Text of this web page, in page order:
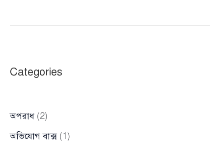
সমুচিত
Categories
অপরাধ (2)
অভিযোগ বাক্স(1)